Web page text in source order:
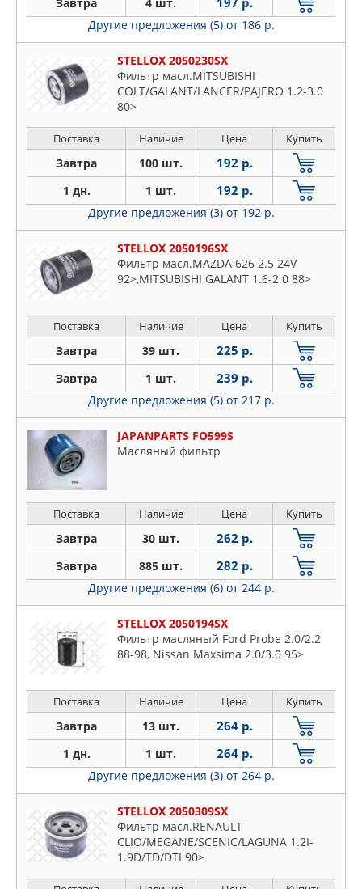
Другие предложения (5) от 186 р.
STELLOX 2050230SX
Фильтр масл.MITSUBISHI
COLT/GALANT/LANCER/PAJERO 1.2-3.0
80>
Поставка Наличие Цена Купить
Завтра 100 шт. 192 р.
1 дн. 1 шт. 192 р.
Другие предложения (3) от 192 р.
STELLOX 2050196SX
Фильтр масл.MAZDA 626 2.5 24V
92>,MITSUBISHI GALANT 1.6-2.0 88>
Поставка Наличие Цена Купить
Завтра 39 шт. 225 р.
Завтра 1 шт. 239 р.
Другие предложения (5) от 217 р.
JAPANPARTS FO599S
Масляный фильтр
Поставка Наличие Цена Купить
Завтра 30 шт. 262 р.
Завтра 885 шт. 282 р.
Другие предложения (6) от 244 р.
STELLOX 2050194SX
Фильтр масляный Ford Probe 2.0/2.2
88-98, Nissan Maxsima 2.0/3.0 95>
Поставка Наличие Цена Купить
Завтра 13 шт. 264 р.
1 дн. 1 шт. 264 р.
Другие предложения (3) от 264 р.
STELLOX 2050309SX
Фильтр масл.RENAULT
CLIO/MEGANE/SCENIC/LAGUNA 1.2I-
1.9D/TD/DTI 90>